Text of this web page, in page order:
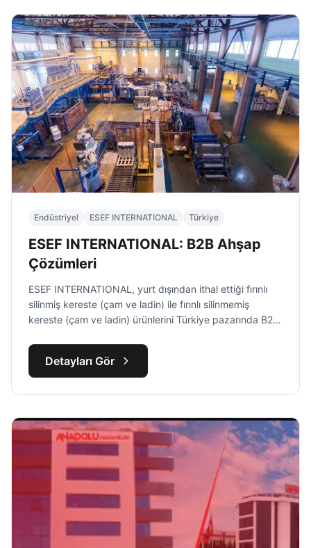
Endüstriyel ESEF INTERNATIONAL Türkiye
ESEF INTERNATIONAL: B2B Ahşap
Çözümleri
ESEF INTERNATIONAL, yurt dışından ithal ettiği fırınlı
silinmiş kereste (çam ve ladin) ile fırınlı silinmemiş
kereste (çam ve ladin) ürünlerini Türkiye pazarında B2B
Detayları Gör